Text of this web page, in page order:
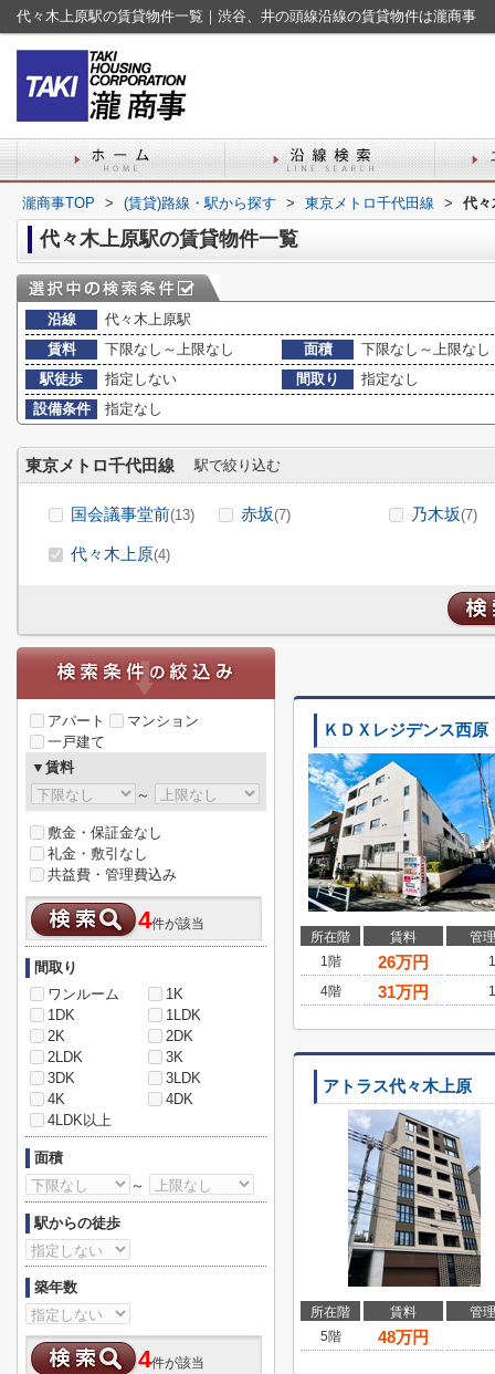
代々木上原駅の賃貸物件一覧｜渋谷、井の頭線沿線の賃貸物件は瀧商事
瀧商事TOP > (賃貸)路線・駅から探す > 東京メトロ千代田線 > 代々
代々木上原駅の賃貸物件一覧
沿線
代々木上原駅
賃料
下限なし～上限なし 面積
下限なし～上限なし
駅徒歩
指定しない 間取り
指定なし
設備条件
指定なし
東京メトロ千代田線 駅で絞り込む
国会議事堂前(13) 赤坂(7) 乃木坂(7)
代々木上原(4)
ＫＤＸレジデンス西原
所在階 賃料
管
1階
26万円
4階
31万円
アトラス代々木上原
所在階 賃料
管
5階
48万円
アパート
マンション
一戸建て
▼賃料
～
敷金・保証金なし
礼金・敷引なし
共益費・管理費込み
4件が該当
間取り
ワンルーム
1K
1DK
1LDK
2K
2DK
2LDK
3K
3DK
3LDK
4K
4DK
4LDK以上
面積
～
駅からの徒歩
築年数
4件が該当